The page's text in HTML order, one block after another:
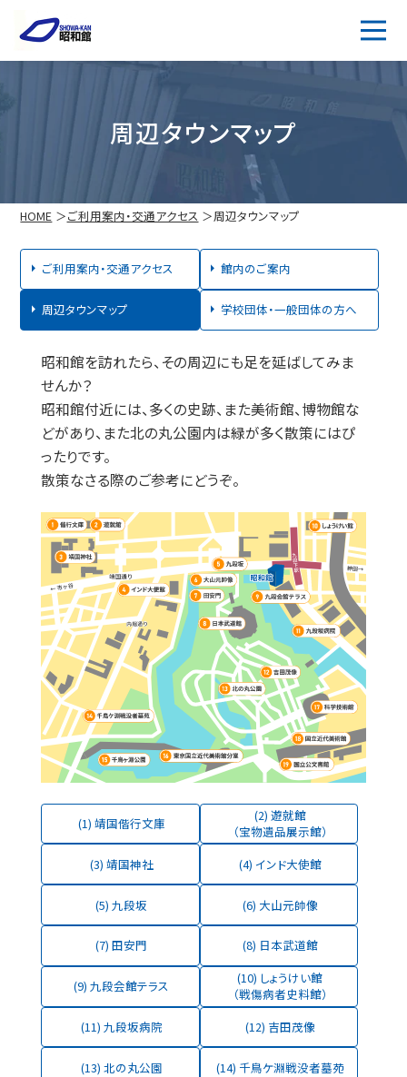
周辺タウンマップ
HOME ご利用案内・交通アクセス 周辺タウンマップ
ご利用案内・交通アクセス 館内のご案内
周辺タウンマップ 学校団体・一般団体の方へ
昭和館を訪れたら、その周辺にも足を延ばしてみま
せんか？
昭和館付近には、多くの史跡、また美術館、博物館な
どがあり、また北の丸公園内は緑が多く散策にはぴ
ったりです。
散策なさる際のご参考にどうぞ。
(1) 靖国偕行文庫
(2) 遊就館
（宝物遺品展示館）
(3) 靖国神社
(4) インド大使館
(5) 九段坂 (6) 大山元帥像
(7) 田安門 (8) 日本武道館
(9) 九段会館テラス
(10) しょうけい館
（戦傷病者史料館）
(11) 九段坂病院
(12) 吉田茂像
(13) 北の丸公園 (14) 千鳥ケ淵戦没者墓苑